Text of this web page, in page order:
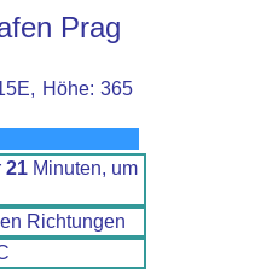
Prag
Höhe: 365
21 Minuten, um
Richtungen